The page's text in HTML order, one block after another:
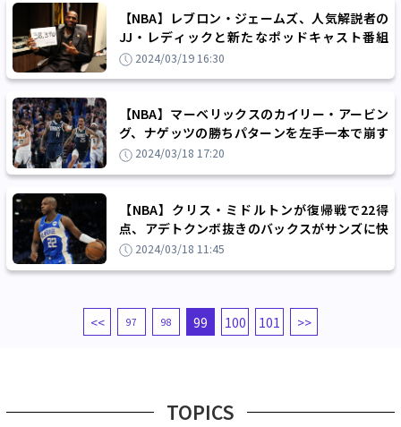
【NBA】レブロン・ジェームズ、人気解説者の
JJ・レディックと新たなポッドキャスト番組
『Mind the Game』をスタート
2024/03/19 16:30
【NBA】マーベリックスのカイリー・アービン
グ、ナゲッツの勝ちパターンを左手一本で崩す
「いつも試しているシュート」
2024/03/18 17:20
【NBA】クリス・ミドルトンが復帰戦で22得
点、アデトクンボ抜きのバックスがサンズに快
勝「僕はピースとピースを繋ぐプレーヤー」
2024/03/18 11:45
<< 97 98 99 100 101 >>
TOPICS